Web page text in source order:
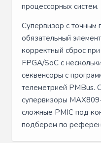
процессорных систем.
Супервизор с
обязательный
корректный сброс
FPGA/SoC с
секвенсоры с
телеметрией PMBus.
супервизоры
сложные PMIC под
подберём по